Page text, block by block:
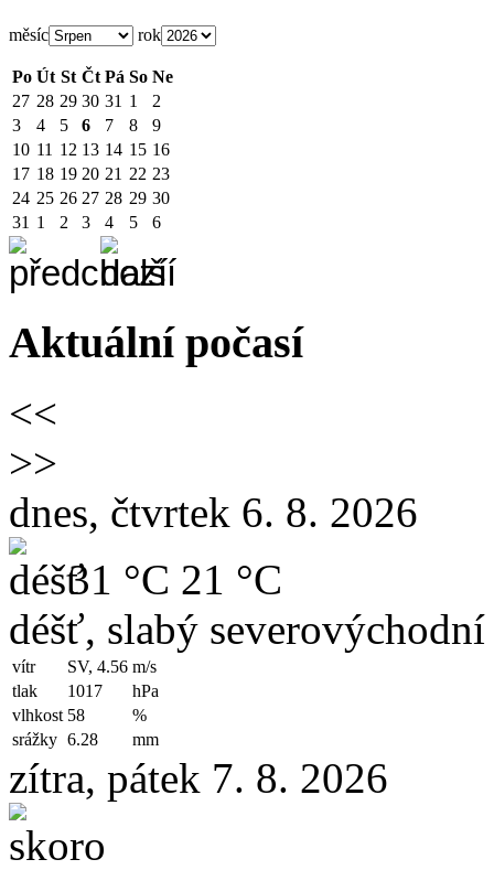
měsíc rok
Po Út St Čt Pá So Ne
27 28 29 30 31 1
2
3
4 5 6 7 8
9
10 11 12 13 14 15 16
17 18 19 20 21 22 23
24 25 26 27 28 29 30
31 1 2 3 4 5 6
Aktuální počasí
<<
>>
dnes, čtvrtek 6. 8. 2026
31 °C 21 °C
déšť, slabý
vítr SV, 4.56 m/s
tlak
1017
hPa
vlhkost 58
%
srážky 6.28 mm
zítra, pátek 7. 8. 2026